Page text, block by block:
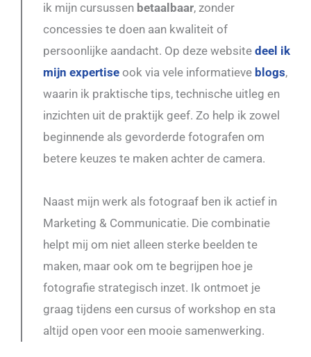
ik mijn cursussen betaalbaar, zonder
concessies te doen aan kwaliteit of
persoonlijke aandacht. Op deze website deel ik
mijn expertise ook via vele informatieve blogs,
waarin ik praktische tips, technische uitleg en
inzichten uit de praktijk geef. Zo help ik zowel
beginnende als gevorderde fotografen om
betere keuzes te maken achter de camera.
Naast mijn werk als fotograaf ben ik actief in
Marketing & Communicatie. Die combinatie
helpt mij om niet alleen sterke beelden te
maken, maar ook om te begrijpen hoe je
fotografie strategisch inzet. Ik ontmoet je
graag tijdens een cursus of workshop en sta
altijd open voor een mooie samenwerking.